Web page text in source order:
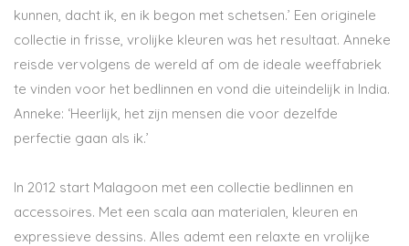
kunnen, dacht ik, en ik begon met schetsen.’ Een originele
collectie in frisse, vrolijke kleuren was het resultaat. Anneke
reisde vervolgens de wereld af om de ideale weeffabriek
te vinden voor het bedlinnen en vond die uiteindelijk in India.
Anneke: ‘Heerlijk, het zijn mensen die voor dezelfde
perfectie gaan als ik.’
In 2012 start Malagoon met een collectie bedlinnen en
accessoires. Met een scala aan materialen, kleuren en
expressieve dessins. Alles ademt een relaxte en vrolijke